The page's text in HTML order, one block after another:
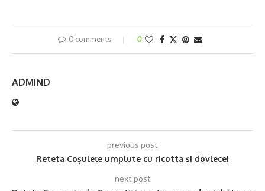
0 comments 0
ADMIND
previous post
Reteta Coșulețe umplute cu ricotta și dovlecei
next post